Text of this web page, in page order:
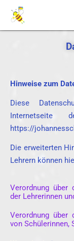
Hinweise zum
Diese
https://
Die erweiterten
Lehrern können
Verordnung über
der Lehrerinnen
Verordnung über
von Schülerinnen,